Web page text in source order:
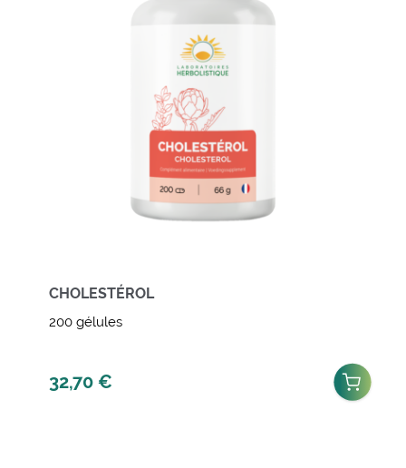
CHOLESTÉROL
200 gélules
32,70 €